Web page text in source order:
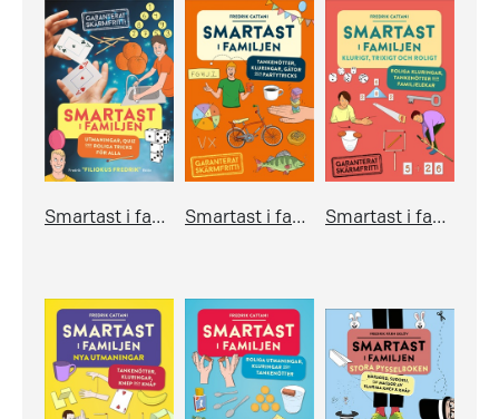
Smartast i familjen – utmaningar, quiz och roliga tricks för alla Smartast i familjen – tankenötter, kluringar, gåtor och partytricks Smartast i familjen – klurigt, trixigt och roligt